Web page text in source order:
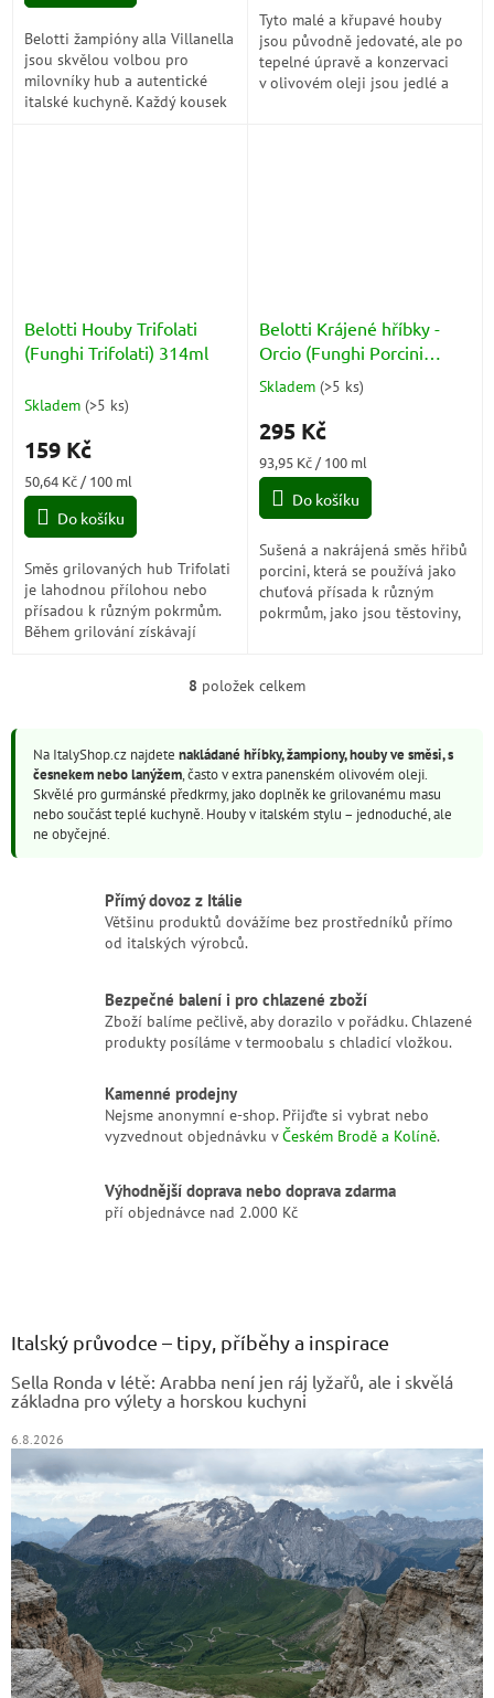
Belotti žampióny alla Villanella
jsou skvělou volbou pro
milovníky hub a autentické
italské kuchyně. Každý kousek
Tyto malé a křupavé houby
jsou původně jedovaté, ale po
tepelné úpravě a konzervaci
v olivovém oleji jsou jedlé a
Belotti Houby Trifolati
(Funghi Trifolati) 314ml
Skladem (>5 ks)
159 Kč
Měrná
cena:
50,64 Kč / 100 ml
Do košíku
Směs grilovaných hub Trifolati
je lahodnou přílohou nebo
přísadou k různým pokrmům.
Během grilování získávají
Belotti Krájené hříbky -
Orcio (Funghi Porcini
Tagliati) 314ml
Průměrné
produktu
4,7
5
Skladem (>5 ks)
295 Kč
Měrná
cena:
93,95 Kč / 100 ml
Do košíku
Sušená a nakrájená směs hřibů
porcini, která se používá jako
chuťová přísada k různým
pokrmům, jako jsou těstoviny,
vybírány a...
O
á
d
a
c
k
y
p
i
s
8 položek celkem
Na ItalyShop.cz najdete nakládané hříbky, žampiony, houby ve směsi, s
česnekem nebo lanýžem, často v extra panenském olivovém oleji.
Skvělé pro gurmánské předkrmy, jako doplněk ke grilovanému masu
nebo součást teplé kuchyně. Houby v italském stylu – jednoduché, ale
ne obyčejné.
Přímý dovoz z Itálie
Většinu produktů dovážíme bez prostředníků přímo
od italských výrobců.
Bezpečné balení i pro chlazené zboží
Zboží balíme pečlivě, aby dorazilo v pořádku. Chlazené
produkty posíláme v termoobalu s chladicí vložkou.
Kamenné prodejny
Nejsme anonymní e-shop. Přijďte si vybrat nebo
vyzvednout objednávku vČeském Brodě a Kolíně.
Výhodnější doprava nebo doprava zdarma
pří objednávce nad 2.000 Kč
Italský průvodce – tipy, příběhy a inspirace
Sella Ronda v létě: Arabba není jen ráj lyžařů, ale i skvělá
základna pro výlety a horskou kuchyni
6.8.2026